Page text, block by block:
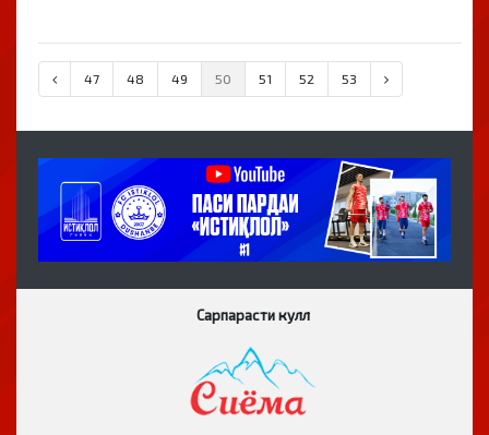
47 48 49 50 51 52 53
Сарпарасти кулл